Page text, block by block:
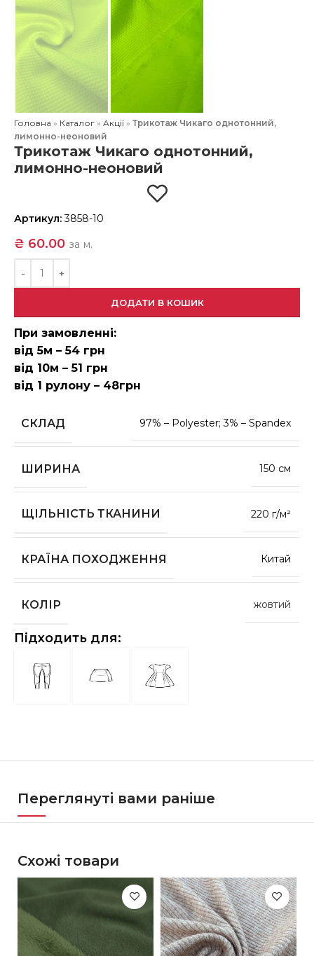
Головна » Каталог »Акції »Трикотаж Чикаго однотонний,
лимонно-неоновий
Трикотаж Чикаго однотонний,
лимонно-неоновий
Артикул:3858-10
₴ 60.00 за м.
ДОДАТИ В КОШИК
При замовленні:
від 5м – 54 грн
від 10м – 51 грн
від 1 рулону – 48грн
СКЛАД 97% – Polyester; 3% – Spandex
ШИРИНА 150 см
ЩІЛЬНІСТЬ ТКАНИНИ 220 г/м²
КРАЇНА ПОХОДЖЕННЯ Китай
КОЛІР жовтий
Підходить для:
Переглянуті вами раніше
Схожі товари